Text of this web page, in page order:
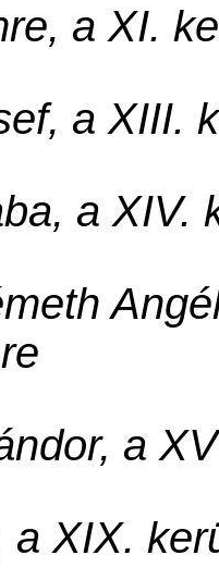
a XI.
a XIII.
a XIV.
a
a XIX.